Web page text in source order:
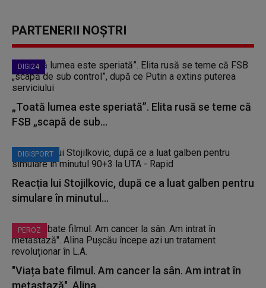
PARTENERII NOȘTRI
DIGI24
„Toată lumea este speriată”. Elita rusă se teme că
FSB „scapă de sub...
DIGISPORT
Reacția lui Stojilkovic, după ce a luat galben pentru
simulare în minutul...
PEROZ
"Viața bate filmul. Am cancer la sân. Am intrat în
metastază". Alina...